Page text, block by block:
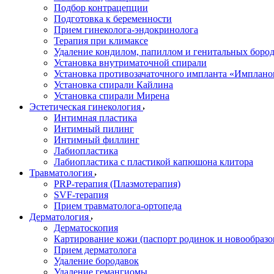
Подбор контрацепции
Подготовка к беременности
Прием гинеколога-эндокринолога
Терапия при климаксе
Удаление кондилом, папиллом и генитальных
Установка внутриматочной спирали
Установка противозачаточного импланта
Установка спирали Кайлина
Установка спирали Мирена
Эстетическая гинекология
Интимная пластика
Интимный пилинг
Интимный филлинг
Лабиопластика
Лабиопластика с пластикой капюшона клитора
Травматология
PRP-терапия (Плазмотерапия)
SVF-терапия
Прием травматолога-ортопеда
Дерматология
Дерматоскопия
Картирование кожи (паспорт родинок и
Прием дерматолога
Удаление бородавок
Удаление гемангиомы